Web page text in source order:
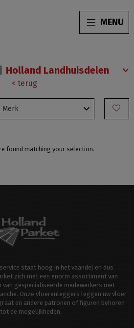
MENU
< terug
found matching your selection.
staat hoog in het vaandel en dus
zich met een enorm assortiment van
van gespecialiseerde medewerkers met
Onze vloerenleggers leggen uw vloer
en andere patronen of figuren behoren
de mogelijkheden.